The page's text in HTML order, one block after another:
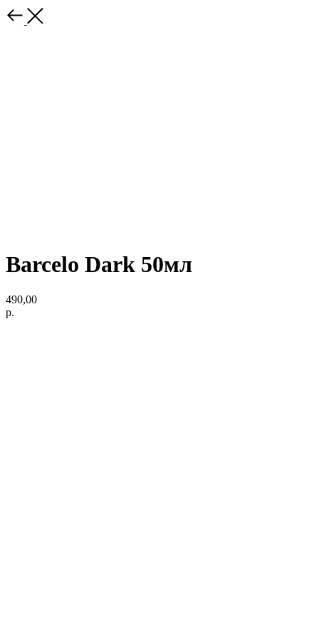
Barcelo Dark 50мл
490,00
р.